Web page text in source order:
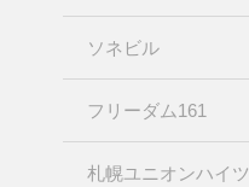
ソネビル
フリーダム161
札幌ユニオンハイツ